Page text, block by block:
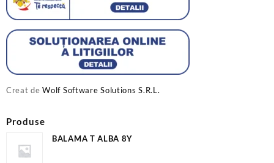
Creat deWolf Software Solutions S.R.L.
Produse
BALAMA T ALBA 8Y